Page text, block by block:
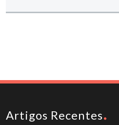
Artigos Recentes